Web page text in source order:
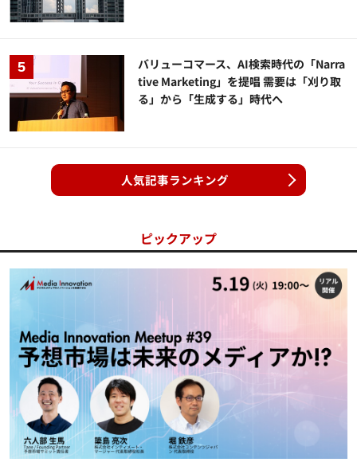
バリューコマース、AI検索時代の「Narra
tive Marketing」を提唱 需要は「刈り取
る」から「生成する」時代へ
人気記事ランキング
ピックアップ